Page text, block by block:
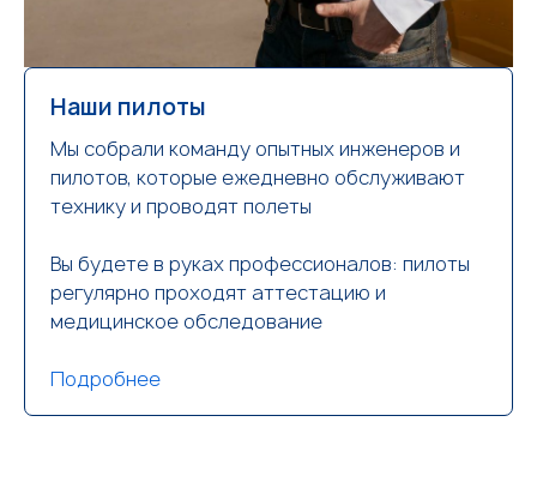
Наши пилоты
Мы собрали команду опытных инженеров и
пилотов, которые ежедневно обслуживают
технику и проводят полеты
Вы будете в руках профессионалов: пилоты
регулярно проходят аттестацию и
медицинское обследование
Подробнее